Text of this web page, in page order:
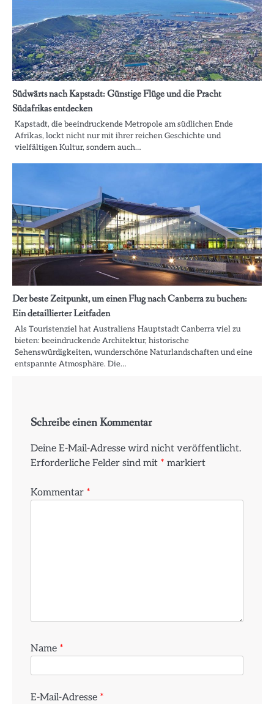
Südwärts nach Kapstadt: Günstige Flüge und die Pracht
Südafrikas entdecken
Kapstadt, die beeindruckende Metropole am südlichen Ende
Afrikas, lockt nicht nur mit ihrer reichen Geschichte und
vielfältigen Kultur, sondern auch…
Der beste Zeitpunkt, um einen Flug nach Canberra zu buchen:
Ein detaillierter Leitfaden
Als Touristenziel hat Australiens Hauptstadt Canberra viel zu
bieten: beeindruckende Architektur, historische
Sehenswürdigkeiten, wunderschöne Naturlandschaften und eine
entspannte Atmosphäre. Die…
Schreibe einen Kommentar
Deine E-Mail-Adresse wird nicht veröffentlicht.
Erforderliche Felder sind mit * markiert
Kommentar *
Name *
E-Mail-Adresse *